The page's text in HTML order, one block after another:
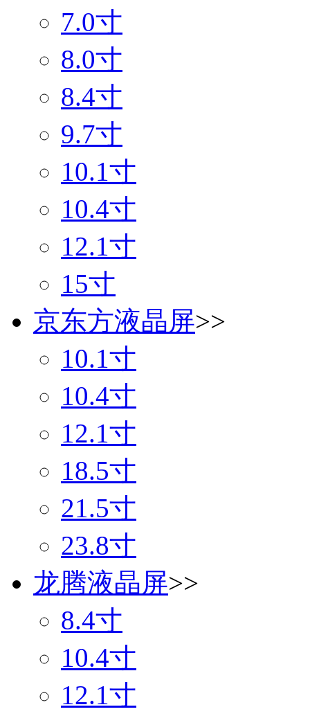
7.0寸
8.0寸
8.4寸
9.7寸
10.1寸
10.4寸
12.1寸
15寸
京东方液晶屏>>
10.1寸
10.4寸
12.1寸
18.5寸
21.5寸
23.8寸
龙腾液晶屏>>
8.4寸
10.4寸
12.1寸